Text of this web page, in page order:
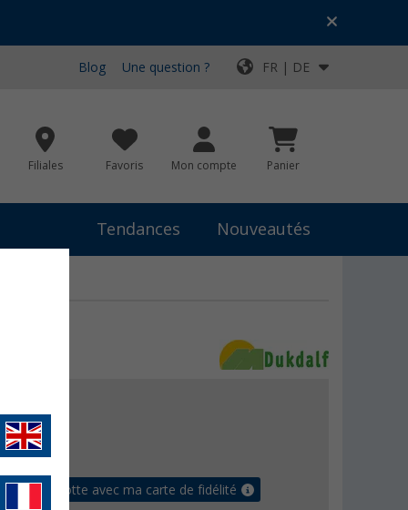
Blog Une question ? FR | DE
Filiales Favoris Mon compte Panier
Tendances Nouveautés
€
ma cagnotte avec ma carte de fidélité